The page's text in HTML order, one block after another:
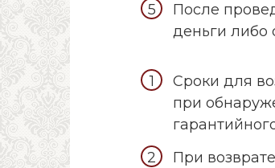
После
деньги либо
Сроки для
при
При